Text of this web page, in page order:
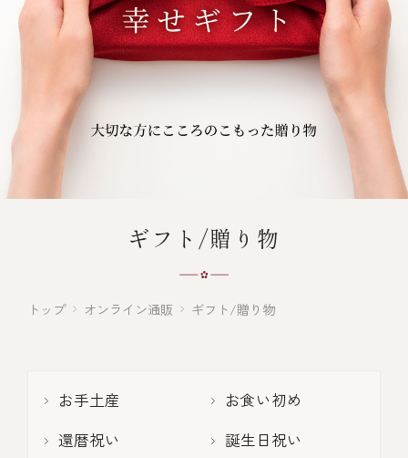
ご結婚式 1.5次会・
レストラン
オンライン通販
(ごちそう重/誕生日重/還暦重/お食い初め重)
(生おせち/おせち冷凍)
弁当宅配・仕出し
製薬会社・MR 採用情報
全ての商品を見る
お造り（お刺身）
焼物
ボイル伊勢海老
ごちそう重
全ての商品を見る
ごちそう重
誕生日重
おせち
全ての商品を見る
おせち冷凍
スープ・スープカレー
レストラン商品
ギフト/贈り物
トップ オンライン通販 ギフト/贈り物
お手土産
お食い初め
還暦祝い
誕生日祝い